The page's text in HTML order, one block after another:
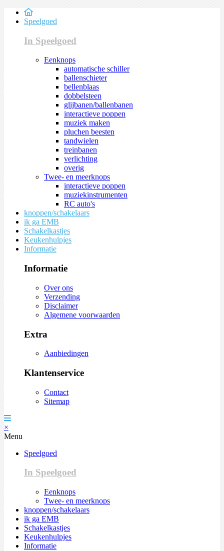
Speelgoed
In Speelgoed
Eenknops
automatische schiller
ballenschieter
bellenblaas
dobbelsteen
glijbanen/ballenbanen
interactieve poppen
muziek maken
pluchen beesten
tandwielen
treinbanen
verlichting
overig
Twee- en meerknops
interactieve poppen
muziekinstrumenten
RC auto's
knoppen/schakelaars
ik ga EMB
Schakelkastjes
Keukenhulpjes
Informatie
Informatie
Over ons
Verzending
Disclaimer
Algemene voorwaarden
Extra
Aanbiedingen
Klantenservice
Contact
Sitemap
×
Menu
Speelgoed
In Speelgoed
Eenknops
Twee- en meerknops
knoppen/schakelaars
ik ga EMB
Schakelkastjes
Keukenhulpjes
Informatie